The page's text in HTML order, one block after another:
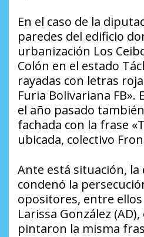
En el caso de la
paredes del edificio
urbanización Los
Colón en el estado
rayadas con letras
Furia Bolivariana FB».
el año pasado
fachada con la frase
ubicada, colectivo
Ante está situación, la
condenó la
opositores, entre
Larissa González
pintaron la misma